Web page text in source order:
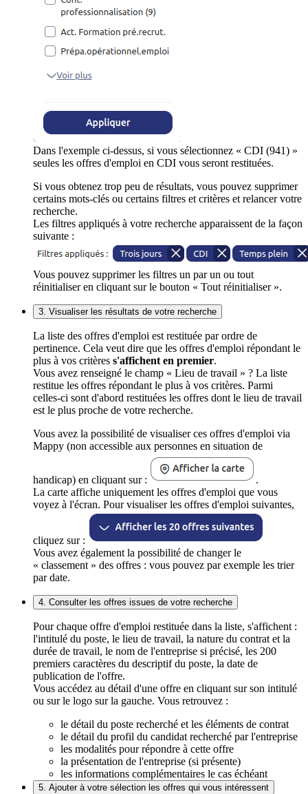
Dans l'exemple ci-dessus, si vous sélectionnez « CDI (941) »
seules les offres d'emploi en CDI vous seront restituées.
Si vous obtenez trop peu de résultats, vous pouvez supprimer
certains mots-clés ou certains filtres et critères et relancer votre
recherche.
Les filtres appliqués à votre recherche apparaissent de la façon
suivante :
Vous pouvez supprimer les filtres un par un ou tout
réinitialiser en cliquant sur le bouton « Tout réinitialiser ».
3. Visualiser les résultats de votre recherche
La liste des offres d'emploi est restituée par ordre de
pertinence. Cela veut dire que les offres d'emploi répondant le
plus à vos critères s'affichent en premier.
Vous avez renseigné le champ « Lieu de travail » ? La liste
restitue les offres répondant le plus à vos critères. Parmi
celles-ci sont d'abord restituées les offres dont le lieu de travail
est le plus proche de votre recherche.
Vous avez la possibilité de visualiser ces offres d'emploi via
Mappy (non accessible aux personnes en situation de
handicap) en cliquant sur :
.
La carte affiche uniquement les offres d'emploi que vous
voyez à l'écran. Pour visualiser les offres d'emploi suivantes,
cliquez sur :
Vous avez également la possibilité de changer le
« classement » des offres : vous pouvez par exemple les trier
par date.
4. Consulter les offres issues de votre recherche
Pour chaque offre d'emploi restituée dans la liste, s'affichent :
l'intitulé du poste, le lieu de travail, la nature du contrat et la
durée de travail, le nom de l'entreprise si précisé, les 200
premiers caractères du descriptif du poste, la date de
publication de l'offre.
Vous accédez au détail d'une offre en cliquant sur son intitulé
ou sur le logo sur la gauche. Vous retrouvez :
le détail du poste recherché et les éléments de contrat
le détail du profil du candidat recherché par l'entreprise
les modalités pour répondre à cette offre
la présentation de l'entreprise (si présente)
les informations complémentaires le cas échéant
5. Ajouter à votre sélection les offres qui vous intéressent